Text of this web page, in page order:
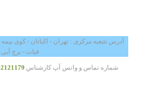
آدرس شعبه مرکزی : تهران - اکباتان - کوی
فیات - برج آبی 2 - طبقه سوم - واحد 6
شماره تماس و واتس آپ کارشناس